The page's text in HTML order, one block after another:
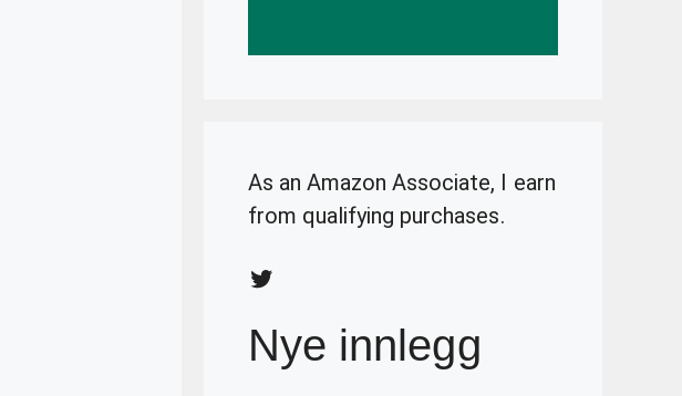
As an Amazon Associate, I earn
from qualifying purchases.
Twitter
Nye innlegg